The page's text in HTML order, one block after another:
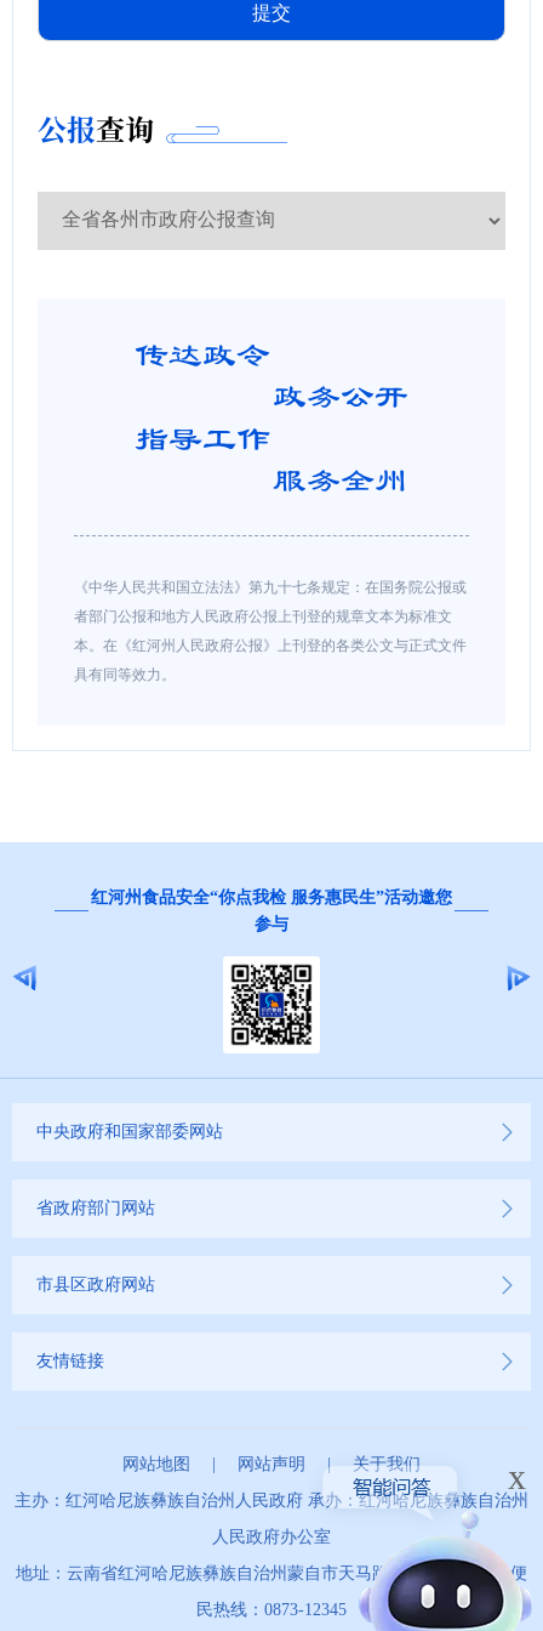
公报查询
《中华人民共和国立法法》第九十七条规定：在国务院公报或
者部门公报和地方人民政府公报上刊登的规章文本为标准文
本。在《红河州人民政府公报》上刊登的各类公文与正式文件
具有同等效力。
红河州食品安全“你点我检 服务惠民生”活动邀您
参与
中央政府和国家部委网站
省政府部门网站
市县区政府网站
友情链接
网站地图 网站声明 | 关于我们
主办：红河哈尼族彝族自治州人民政府 承办：红河哈尼族彝族自治州
人民政府办公室
地址：云南省红河哈尼族彝族自治州蒙自市天马路67号 政务服务便
民热线：0873-12345
x